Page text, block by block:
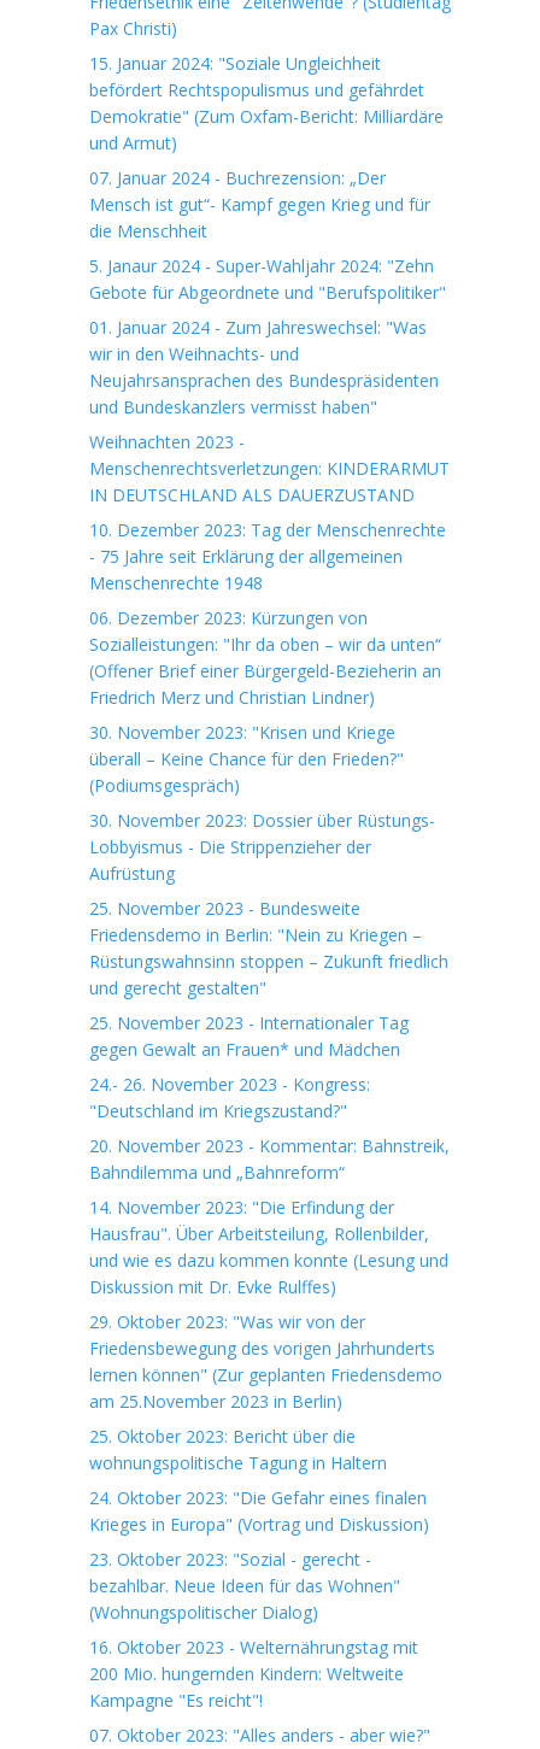
Pax Christi)
15. Januar 2024: "Soziale Ungleichheit
befördert Rechtspopulismus und gefährdet
Demokratie" (Zum Oxfam-Bericht: Milliardäre
und Armut)
07. Januar 2024 - Buchrezension: „Der
Mensch ist gut“- Kampf gegen Krieg und für
die Menschheit
5. Janaur 2024 - Super-Wahljahr 2024: "Zehn
Gebote für Abgeordnete und "Berufspolitiker"
01. Januar 2024 - Zum Jahreswechsel: "Was
wir in den Weihnachts- und
Neujahrsansprachen des Bundespräsidenten
und Bundeskanzlers vermisst haben"
Weihnachten 2023 -
Menschenrechtsverletzungen: KINDERARMUT
IN DEUTSCHLAND ALS DAUERZUSTAND
10. Dezember 2023: Tag der Menschenrechte
- 75 Jahre seit Erklärung der allgemeinen
Menschenrechte 1948
06. Dezember 2023: Kürzungen von
Sozialleistungen: "Ihr da oben – wir da unten“
(Offener Brief einer Bürgergeld-Bezieherin an
Friedrich Merz und Christian Lindner)
30. November 2023: "Krisen und Kriege
überall – Keine Chance für den Frieden?"
(Podiumsgespräch)
30. November 2023: Dossier über Rüstungs-
Lobbyismus - Die Strippenzieher der
Aufrüstung
25. November 2023 - Bundesweite
Friedensdemo in Berlin: "Nein zu Kriegen –
Rüstungswahnsinn stoppen – Zukunft friedlich
und gerecht gestalten"
25. November 2023 - Internationaler Tag
gegen Gewalt an Frauen* und Mädchen
24.- 26. November 2023 - Kongress:
"Deutschland im Kriegszustand?"
20. November 2023 - Kommentar: Bahnstreik,
Bahndilemma und „Bahnreform“
14. November 2023: "Die Erfindung der
Hausfrau". Über Arbeitsteilung, Rollenbilder,
und wie es dazu kommen konnte (Lesung und
Diskussion mit Dr. Evke Rulffes)
29. Oktober 2023: "Was wir von der
Friedensbewegung des vorigen Jahrhunderts
lernen können" (Zur geplanten Friedensdemo
am 25.November 2023 in Berlin)
25. Oktober 2023: Bericht über die
wohnungspolitische Tagung in Haltern
24. Oktober 2023: "Die Gefahr eines finalen
Krieges in Europa" (Vortrag und Diskussion)
23. Oktober 2023: "Sozial - gerecht -
bezahlbar. Neue Ideen für das Wohnen"
(Wohnungspolitischer Dialog)
16. Oktober 2023 - Welternährungstag mit
200 Mio. hungernden Kindern: Weltweite
Kampagne "Es reicht"!
07. Oktober 2023: "Alles anders - aber wie?"